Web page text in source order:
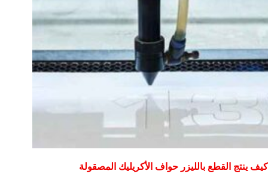
كيف ينتج القطع بالليزر حواف الأكريليك المصقولة